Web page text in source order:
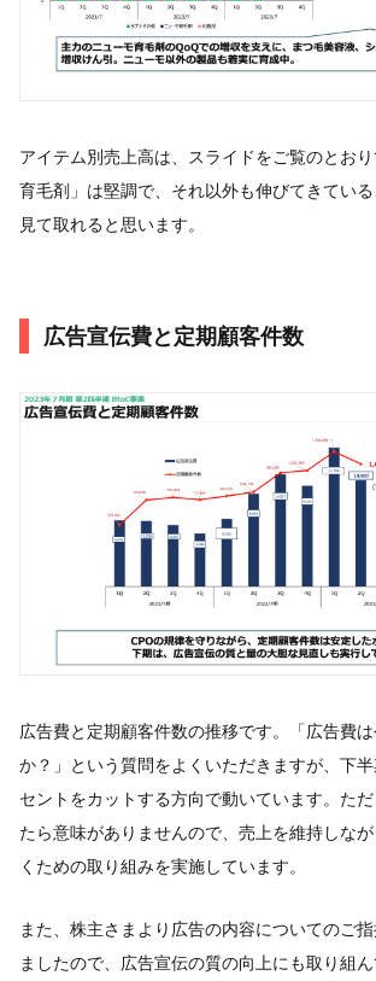
アイテム別売上高は、スライドをご覧のとお
育毛剤」は堅調で、それ以外も伸びてきてい
見て取れると思います。
広告宣伝費と定期顧客件数
広告費と定期顧客件数の推移です。「広告費
か？」という質問をよくいただきますが、下
セントをカットする方向で動いています。た
たら意味がありませんので、売上を維持しな
くための取り組みを実施しています。
また、株主さまより広告の内容についてのご
ましたので、広告宣伝の質の向上にも取り組